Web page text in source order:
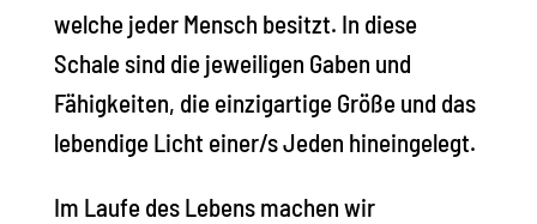
welche jeder Mensch besitzt. In diese
Schale sind die jeweiligen Gaben und
Fähigkeiten, die einzigartige Größe und das
lebendige Licht einer/s Jeden hineingelegt.
Im Laufe des Lebens machen wir